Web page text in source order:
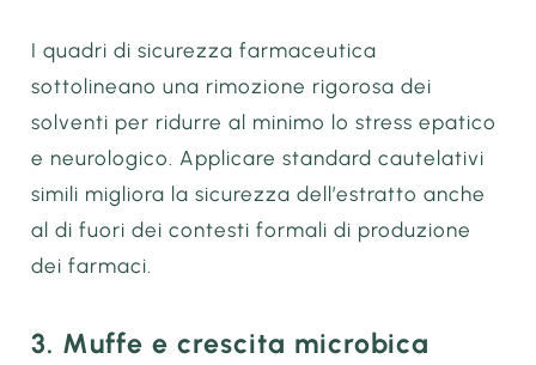
I quadri di sicurezza farmaceutica
sottolineano una rimozione rigorosa dei
solventi per ridurre al minimo lo stress epatico
e neurologico. Applicare standard cautelativi
simili migliora la sicurezza dell’estratto anche
al di fuori dei contesti formali di produzione
dei farmaci.
3. Muffe e crescita microbica